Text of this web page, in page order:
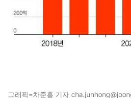
그래픽=차준홍 기자